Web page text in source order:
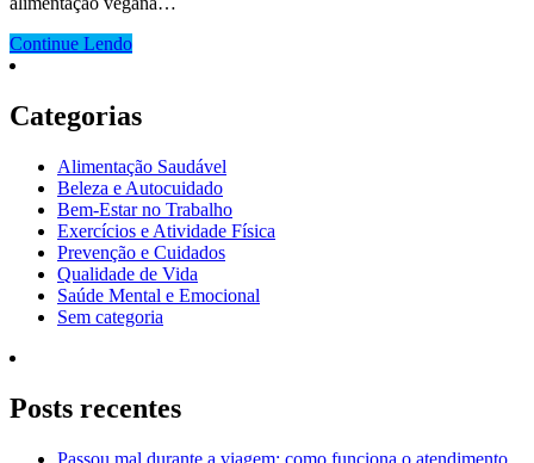
Continue Lendo
Categorias
Alimentação Saudável
Beleza e Autocuidado
Bem-Estar no Trabalho
Exercícios e Atividade Física
Prevenção e Cuidados
Qualidade de Vida
Saúde Mental e Emocional
Sem categoria
Posts recentes
Passou mal durante a viagem: como funciona o atendimento